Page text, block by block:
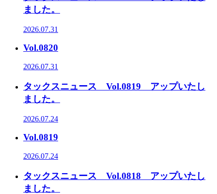
ました。
2026.07.31
Vol.0820
2026.07.31
タックスニュース Vol.0819 アップいたし
ました。
2026.07.24
Vol.0819
2026.07.24
タックスニュース Vol.0818 アップいたし
ました。